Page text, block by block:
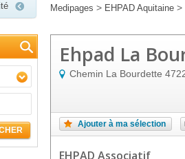
Medipages > EHPAD Aquitaine >
Ehpad La
Chemin La Bourdette
Ajouter à ma sélection
EHPAD Associatif